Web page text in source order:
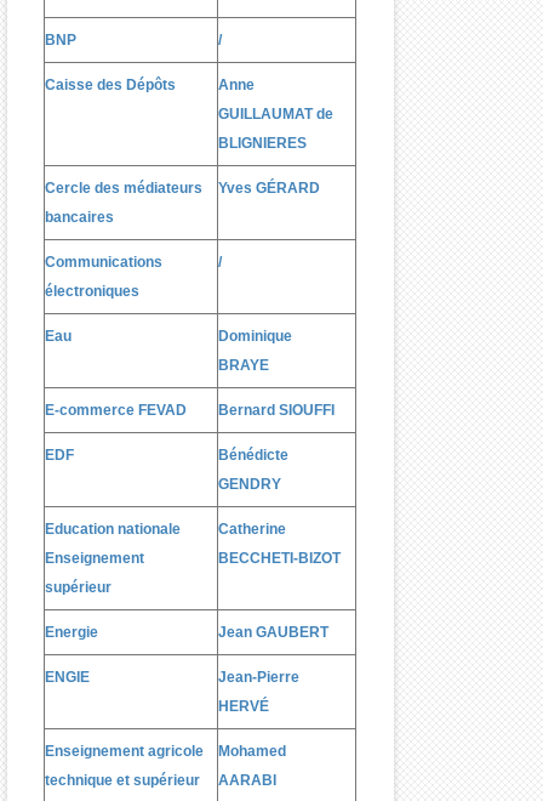
BNP /
Caisse des Dépôts
Anne
GUILLAUMAT de
BLIGNIERES
Cercle des médiateurs
bancaires
Yves GÉRARD
Communications
électroniques
/
Eau
Dominique
BRAYE
E-commerce FEVAD Bernard SIOUFFI
EDF
Bénédicte
GENDRY
Education nationale
Enseignement
supérieur
Catherine
BECCHETI-BIZOT
Energie Jean GAUBERT
ENGIE
Jean-Pierre
HERVÉ
Enseignement agricole
technique et supérieur
Mohamed
AARABI